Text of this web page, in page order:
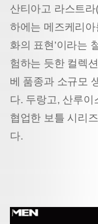
산티아고 라스트
하에는 메즈케리
화의 표현’이라는
험하는 듯한 컬렉
베 품종과 소규모
다. 두랑고, 산루
협업한 보틀 시리
다.